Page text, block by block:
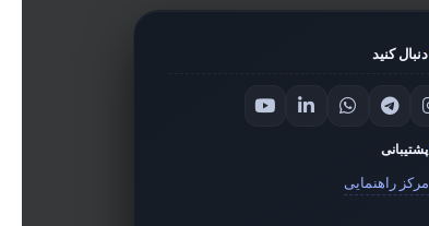
دنبال کنید
پشتیبانی
مرکز راهنمایی